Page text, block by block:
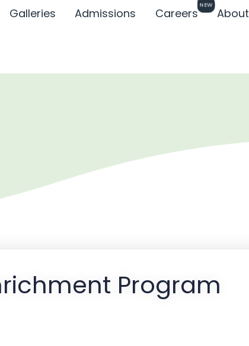
Galleries Admissions Careers
NEW
About
Program